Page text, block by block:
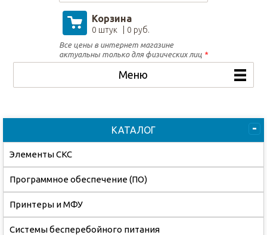
Корзина
0 штук 0 руб.
Все цены в интернет магазине
актуальны только для физических лиц *
Меню
КАТАЛОГ
Элементы СКС
Программное обеспечение (ПО)
Принтеры и МФУ
Системы бесперебойного питания